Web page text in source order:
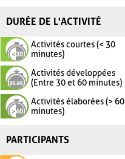
DURÉE DE L'ACTIVITÉ
Activités courtes (< 30
minutes)
Activités développées
(Entre 30 et 60 minutes)
Activités élaborées (> 60
minutes)
PARTICIPANTS